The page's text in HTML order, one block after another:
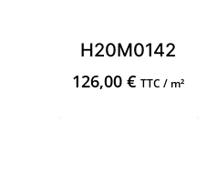
H20M0142
126,00€ TTC / m²